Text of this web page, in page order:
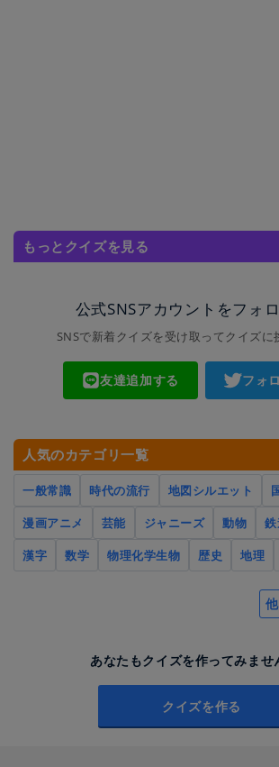
もっとクイズを見る
公式SNSアカウントをフォ
SNSで新着クイズを受け取ってクイズに
友達追加する フォ
人気のカテゴリ一覧
一般常識 時代の流行 地図シルエット
漫画アニメ
芸能 ジャニーズ 動物
漢字
数学 物理化学生物 歴史 地理
あなたもクイズを作ってみませ
クイズを作る